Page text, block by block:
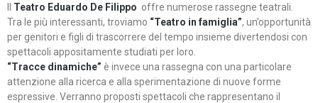
Teatro Eduardo De Filippo offre numerose rassegne teatrali.
Tra le più interessanti, troviamo “Teatro in famiglia”, un’opportunità
per genitori e figli di trascorrere del tempo insieme divertendosi con
spettacoli appositamente studiati per loro.
“Tracce dinamiche” è invece una rassegna con una particolare
attenzione alla ricerca e alla sperimentazione di nuove forme
espressive. Verranno proposti spettacoli che rappresentano il